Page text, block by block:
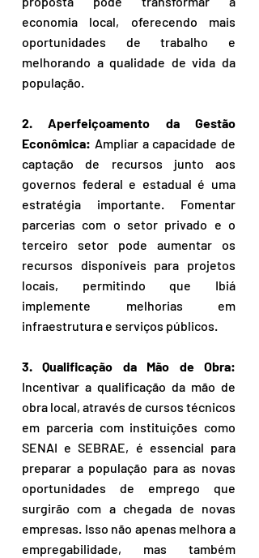
economia local, oferecendo mais
oportunidades de trabalho e
melhorando a qualidade de vida da
população.
2. Aperfeiçoamento da Gestão
Econômica: Ampliar a capacidade de
captação de recursos junto aos
governos federal e estadual é uma
estratégia importante. Fomentar
parcerias com o setor privado e o
terceiro setor pode aumentar os
recursos disponíveis para projetos
locais, permitindo que Ibiá
implemente melhorias em
infraestrutura e serviços públicos.
3. Qualificação da Mão de Obra:
Incentivar a qualificação da mão de
obra local, através de cursos técnicos
em parceria com instituições como
SENAI e SEBRAE, é essencial para
preparar a população para as novas
oportunidades de emprego que
surgirão com a chegada de novas
empresas. Isso não apenas melhora a
empregabilidade, mas também